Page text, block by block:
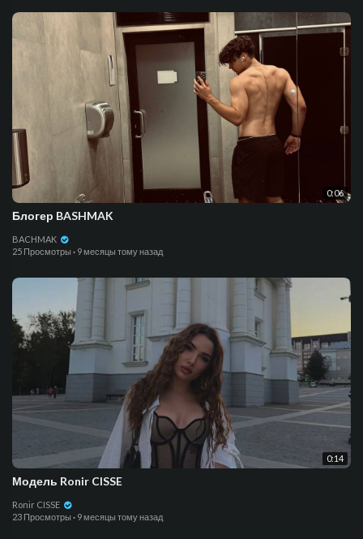
0:06
Блогер BASHMAK
BACHMAK
25 Просмотры · 9 месяцы тому назад
0:14
Модель Ronir CISSE
Ronir CISSE
23 Просмотры · 9 месяцы тому назад